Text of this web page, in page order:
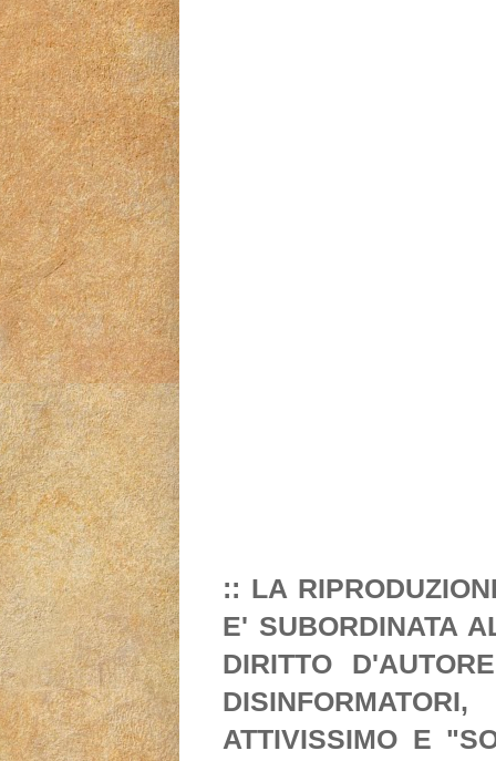
:: LA
E' SUBORDINATA
DIRITTO
ATTIVISSIMO E